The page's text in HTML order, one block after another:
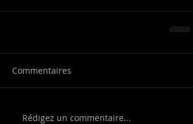
Commentaires
Rédigez un commentaire...